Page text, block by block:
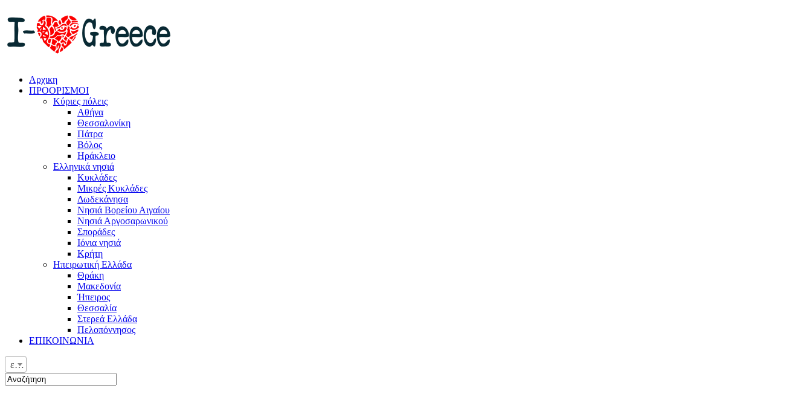
Αρχικη
ΠΡΟΟΡΙΣΜΟΙ
Κύριες πόλεις
Αθήνα
Θεσσαλονίκη
Πάτρα
Βόλος
Ηράκλειο
Ελληνικά νησιά
Κυκλάδες
Μικρές Κυκλάδες
Δωδεκάνησα
Νησιά Βορείου Αιγαίου
Νησιά Αργοσαρωνικού
Σποράδες
Ιόνια νησιά
Κρήτη
Ηπειρωτική Ελλάδα
Θράκη
Μακεδονία
Ήπειρος
Θεσσαλία
Στερεά Ελλάδα
Πελοπόννησος
ΕΠΙΚΟΙΝΩΝΙΑ
ελ